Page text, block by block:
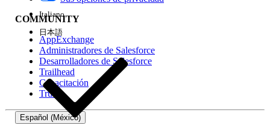
Experiencia
COMMUNITY
AppExchange
Administradores de Salesforce
Desarrolladores de Salesforce
Trailhead
Capacitación
Trust
Español (México)
Italiano
日本語